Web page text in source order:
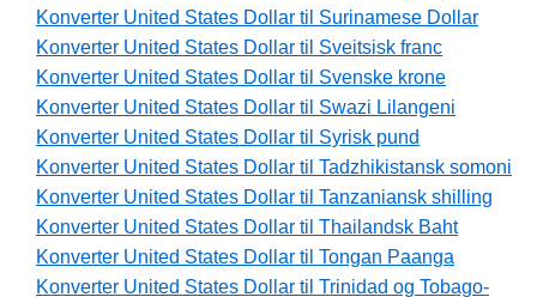
Konverter United States Dollar til Surinamese Dollar
Konverter United States Dollar til Sveitsisk franc
Konverter United States Dollar til Svenske krone
Konverter United States Dollar til Swazi Lilangeni
Konverter United States Dollar til Syrisk pund
Konverter United States Dollar til Tadzhikistansk somoni
Konverter United States Dollar til Tanzaniansk shilling
Konverter United States Dollar til Thailandsk Baht
Konverter United States Dollar til Tongan Paanga
Konverter United States Dollar til Trinidad og Tobago-